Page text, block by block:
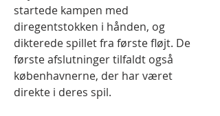
startede kampen med
diregentstokken i hånden, og
dikterede spillet fra første fløjt. De
første afslutninger tilfaldt også
københavnerne, der har været
direkte i deres spil.